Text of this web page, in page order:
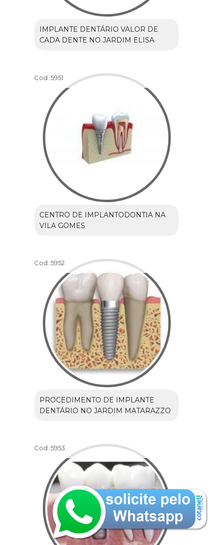
IMPLANTE DENTÁRIO VALOR DE
CADA DENTE NO JARDIM ELISA
Cod.:5951
CENTRO DE IMPLANTODONTIA NA
VILA GOMES
Cod.:5952
PROCEDIMENTO DE IMPLANTE
DENTÁRIO NO JARDIM MATARAZZO
Cod.:5953